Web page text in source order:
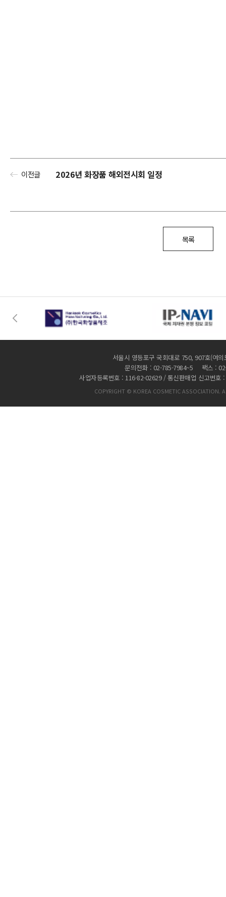
이전글 2026년 화장품 해외전시회 일정
목록
서울시 영등포구 국회대로 750, 907호(여
문의전화 : 02-785-7984~5 팩스 :
사업자등록번호 : 116-82-02629 / 통신판매업 신고번호
COPYRIGHT © KOREA COSMETIC ASSOCIATION.